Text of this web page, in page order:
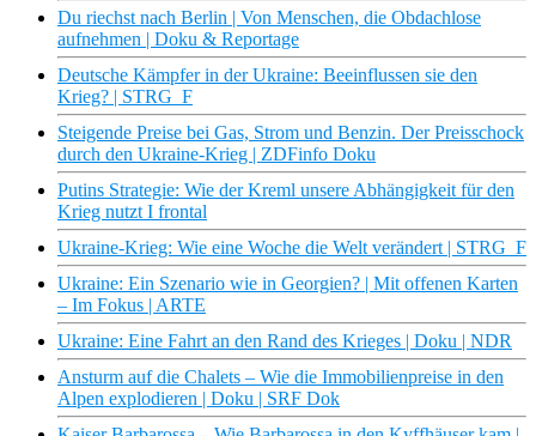
Du riechst nach Berlin | Von Menschen, die Obdachlose
aufnehmen | Doku & Reportage
Deutsche Kämpfer in der Ukraine: Beeinflussen sie den
Krieg? | STRG_F
Steigende Preise bei Gas, Strom und Benzin. Der Preisschock
durch den Ukraine-Krieg | ZDFinfo Doku
Putins Strategie: Wie der Kreml unsere Abhängigkeit für den
Krieg nutzt I frontal
Ukraine-Krieg: Wie eine Woche die Welt verändert | STRG_F
Ukraine: Ein Szenario wie in Georgien? | Mit offenen Karten
– Im Fokus | ARTE
Ukraine: Eine Fahrt an den Rand des Krieges | Doku | NDR
Ansturm auf die Chalets – Wie die Immobilienpreise in den
Alpen explodieren | Doku | SRF Dok